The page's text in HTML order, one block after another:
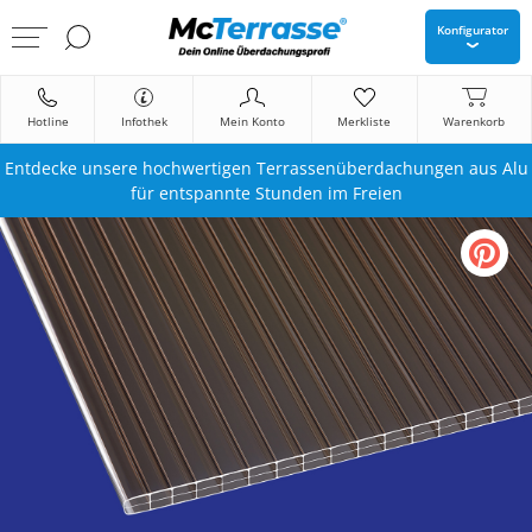
Konfigurator
Hotline Infothek Mein Konto Merkliste Warenkorb
Entdecke unsere hochwertigen Terrassenüberdachungen aus Alu
für entspannte Stunden im Freien